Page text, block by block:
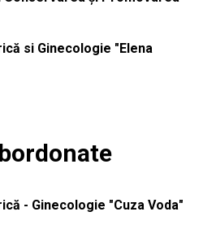
si Ginecologie "Elena
- Ginecologie "Cuza Voda"